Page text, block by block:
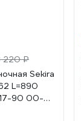
220 ₽
Sekira
L=890
90 00-